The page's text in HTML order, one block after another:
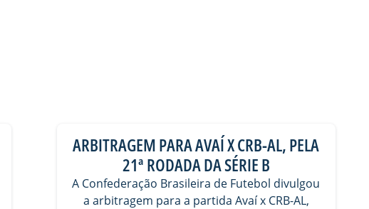
ARBITRAGEM PARA AVAÍ X CRB-AL, PELA
21ª RODADA DA SÉRIE B
A Confederação Brasileira de Futebol divulgou
a arbitragem para a partida Avaí x CRB-AL,